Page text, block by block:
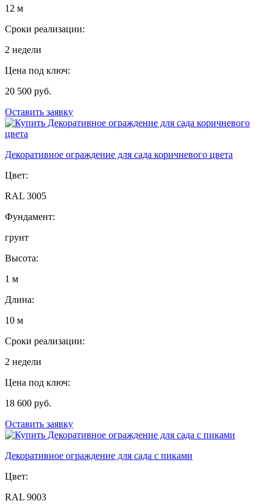
12 м
Сроки реализации:
2 недели
Цена под ключ:
20 500 руб.
Оставить заявку
Декоративное ограждение для сада коричневого цвета
Цвет:
RAL 3005
Фундамент:
грунт
Высота:
1 м
Длина:
10 м
Сроки реализации:
2 недели
Цена под ключ:
18 600 руб.
Оставить заявку
Декоративное ограждение для сада с пиками
Цвет:
RAL 9003